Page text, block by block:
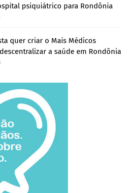
psiquiátrico para Rondônia
quer criar o Mais Médicos
a saúde em Rondônia